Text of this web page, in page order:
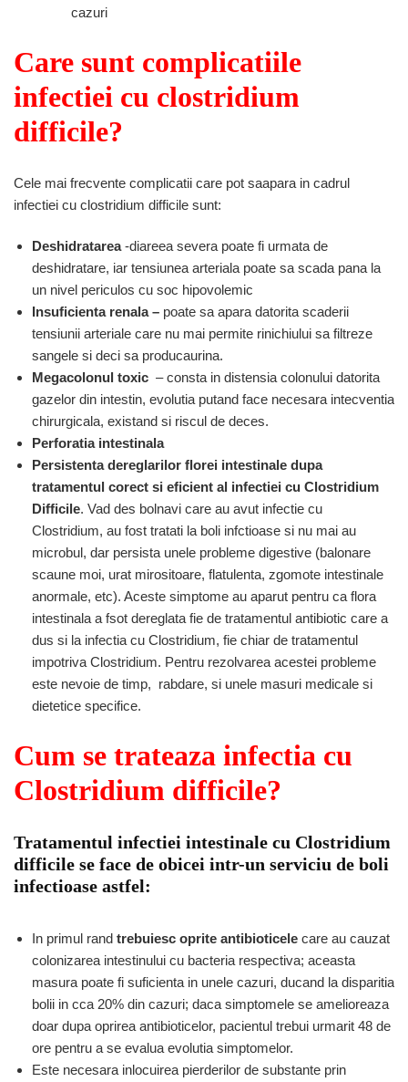
cazuri
Care sunt complicatiile
infectiei cu clostridium
difficile?
Cele mai frecvente complicatii care pot saapara in cadrul
infectiei cu clostridium difficile sunt:
Deshidratarea-diareea severa poate fi urmata de
deshidratare, iar tensiunea arteriala poate sa scada pana la
un nivel periculos cu soc hipovolemic
Insuficienta renala – poate sa apara datorita scaderii
tensiunii arteriale care nu mai permite rinichiului sa filtreze
sangele si deci sa producaurina.
Megacolonul toxic – consta in distensia colonului datorita
gazelor din intestin, evolutia putand face necesara intecventia
chirurgicala, existand si riscul de deces.
Perforatia intestinala
Persistenta dereglarilor florei intestinale dupa
tratamentul corect si eficient al infectiei cu Clostridium
Difficile. Vad des bolnavi care au avut infectie cu
Clostridium, au fost tratati la boli infctioase si nu mai au
microbul, dar persista unele probleme digestive (balonare
scaune moi, urat mirositoare, flatulenta, zgomote intestinale
anormale, etc). Aceste simptome au aparut pentru ca flora
intestinala a fsot dereglata fie de tratamentul antibiotic care a
dus si la infectia cu Clostridium, fie chiar de tratamentul
impotriva Clostridium. Pentru rezolvarea acestei probleme
este nevoie de timp, rabdare, si unele masuri medicale si
dietetice specifice.
Cum se trateaza infectia cu
Clostridium difficile?
Tratamentul infectiei intestinale cu Clostridium
difficile se face de obicei intr-un serviciu de boli
infectioase astfel:
In primul rand trebuiesc oprite antibioticele care au cauzat
colonizarea intestinului cu bacteria respectiva; aceasta
masura poate fi suficienta in unele cazuri, ducand la disparitia
bolii in cca 20% din cazuri; daca simptomele se amelioreaza
doar dupa oprirea antibioticelor, pacientul trebui urmarit 48 de
ore pentru a se evalua evolutia simptomelor.
Este necesara inlocuirea pierderilor de substante prin